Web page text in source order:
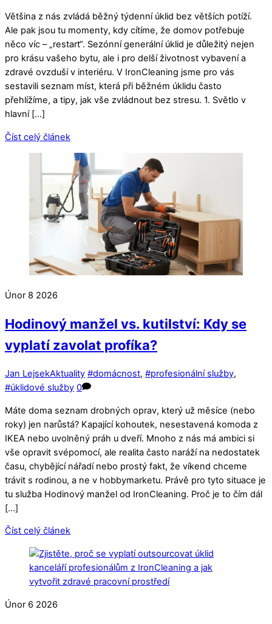
Většina z nás zvládá běžný týdenní úklid bez větších potíží.
Ale pak jsou tu momenty, kdy cítíme, že domov potřebuje
něco víc – „restart“. Sezónní generální úklid je důležitý nejen
pro krásu vašeho bytu, ale i pro delší životnost vybavení a
zdravé ovzduší v interiéru. V IronCleaning jsme pro vás
sestavili seznam míst, která při běžném úklidu často
přehlížíme, a tipy, jak vše zvládnout bez stresu. 1. Světlo v
hlavní […]
Číst celý článek
Únor 8 2026
Hodinový manžel vs. kutilství: Kdy se
vyplatí zavolat profíka?
Jan LejsekAktuality #domácnost, #profesionální služby,
#úklidové služby 0
Máte doma seznam drobných oprav, který už měsíce (nebo
roky) jen narůstá? Kapající kohoutek, nesestavená komoda z
IKEA nebo uvolněný práh u dveří. Mnoho z nás má ambici si
vše opravit svépomocí, ale realita často naráží na nedostatek
času, chybějící nářadí nebo prostý fakt, že víkend chceme
trávit s rodinou, a ne v hobbymarketu. Právě pro tyto situace je
tu služba Hodinový manžel od IronCleaning. Proč je to čím dál
[…]
Číst celý článek
Únor 6 2026